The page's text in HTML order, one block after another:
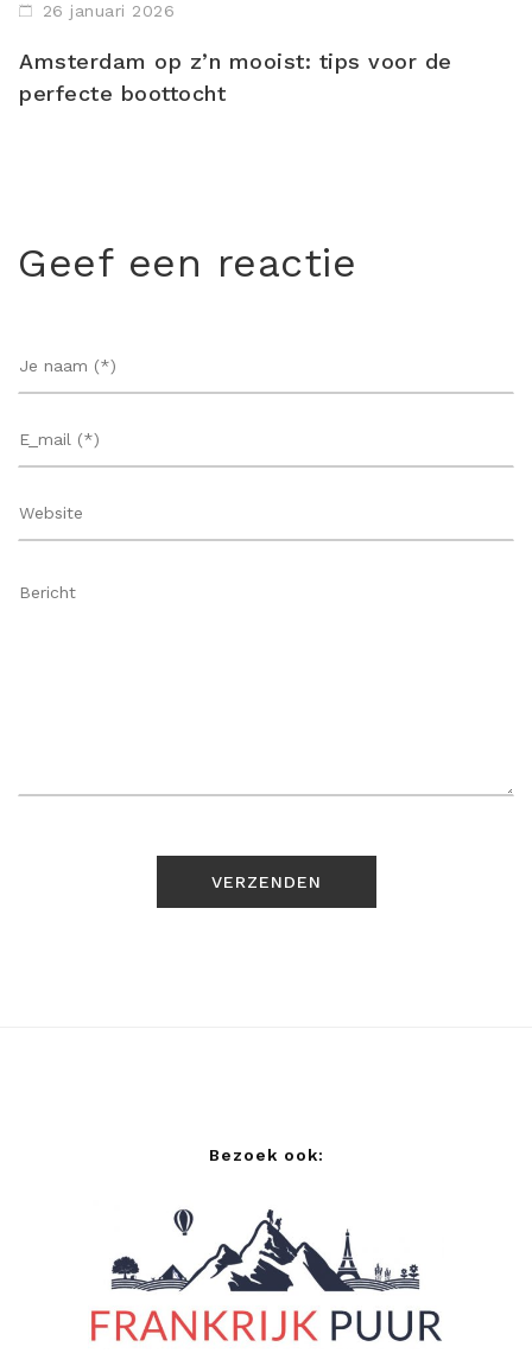
26 januari 2026
Amsterdam op z’n mooist: tips voor de
perfecte boottocht
Geef een reactie
Bezoek ook: